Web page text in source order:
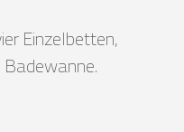
Einzelbetten,